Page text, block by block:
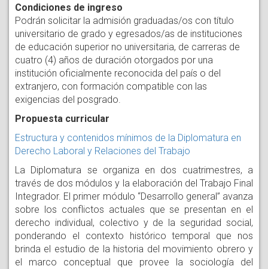
Condiciones de ingreso
Podrán solicitar la admisión graduadas/os con título
universitario de grado y egresados/as de instituciones
de educación superior no universitaria, de carreras de
cuatro (4) años de duración otorgados por una
institución oficialmente reconocida del país o del
extranjero, con formación compatible con las
exigencias del posgrado.
Propuesta curricular
Estructura y contenidos mínimos de la Diplomatura en
Derecho Laboral y Relaciones del Trabajo
La Diplomatura se organiza en dos cuatrimestres, a
través de dos módulos y la elaboración del Trabajo Final
Integrador. El primer módulo “Desarrollo general” avanza
sobre los conflictos actuales que se presentan en el
derecho individual, colectivo y de la seguridad social,
ponderando el contexto histórico temporal que nos
brinda el estudio de la historia del movimiento obrero y
el marco conceptual que provee la sociología del